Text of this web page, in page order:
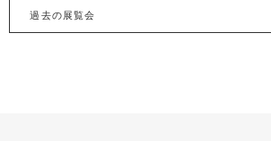
過去の展覧会